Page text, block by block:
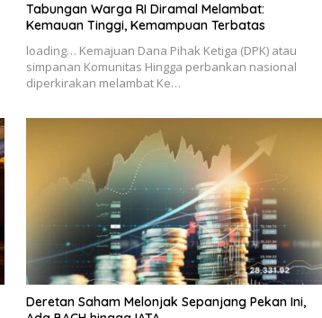
Tabungan Warga RI Diramal Melambat:
Kemauan Tinggi, Kemampuan Terbatas
loading… Kemajuan Dana Pihak Ketiga (DPK) atau
simpanan Komunitas Hingga perbankan nasional
diperkirakan melambat Ke…
Deretan Saham Melonjak Sepanjang Pekan Ini,